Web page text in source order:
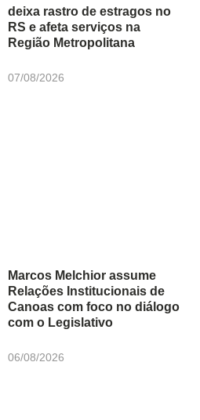
deixa rastro de estragos no
RS e afeta serviços na
Região Metropolitana
07/08/2026
Marcos Melchior assume
Relações Institucionais de
Canoas com foco no diálogo
com o Legislativo
06/08/2026